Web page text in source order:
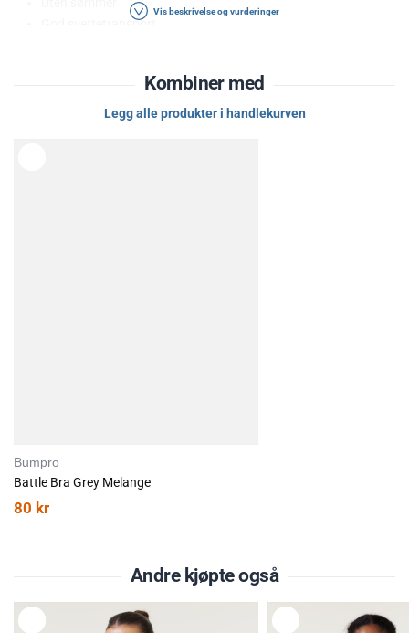
God svettetransport
Vis beskrivelse og vurderinger
Kombiner med
Bumpro
Battle Bra Grey Melange
80 kr
Legg alle produkter i handlekurven
Andre kjøpte også